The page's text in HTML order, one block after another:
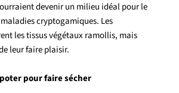
devenir un milieu idéal pour le
cryptogamiques. Les
les tissus végétaux ramollis, mais
leur faire plaisir.
pour faire sécher